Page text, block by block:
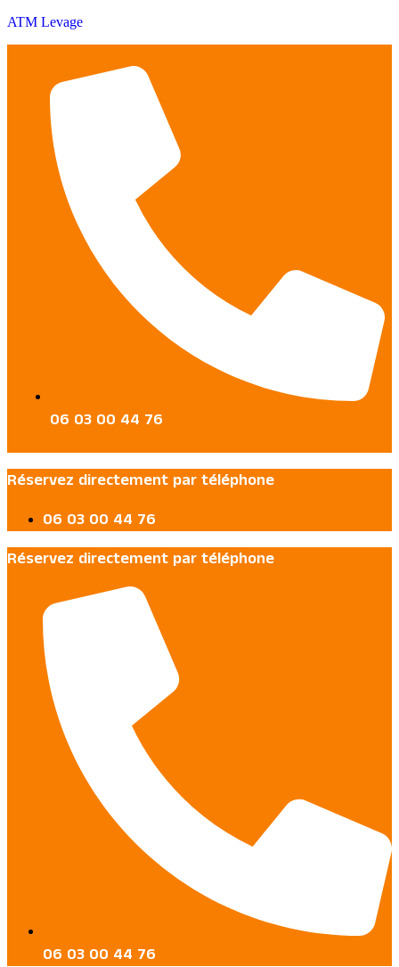
ATM Levage
06 03 00 44 76
Réservez directement par téléphone
06 03 00 44 76
Réservez directement par téléphone
06 03 00 44 76